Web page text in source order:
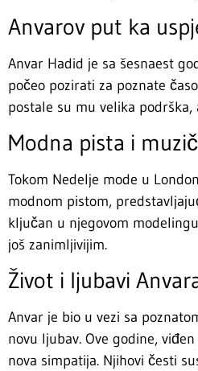
Anvarov put ka
Anvar Hadid je sa šesnaest
počeo pozirati za poznate
postale su mu velika
Modna pista i
Tokom Nedelje mode u
modnom pistom,
ključan u njegovom
još zanimljivijim.
Život i ljubavi
Anvar je bio u vezi sa
novu ljubav. Ove godine,
nova simpatija. Njihovi česti